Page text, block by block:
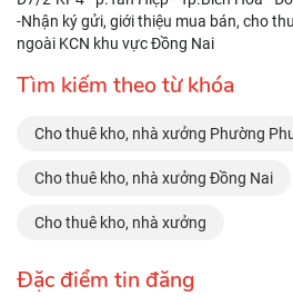
-Nhận ký gửi, giới thiệu mua bán, cho
ngoài KCN khu vực Đồng Nai
Tìm kiếm theo từ khóa
Cho thuê kho, nhà xưởng Phường
Cho thuê kho, nhà xưởng Đồng Nai
Cho thuê kho, nhà xưởng
Đặc điểm tin đăng